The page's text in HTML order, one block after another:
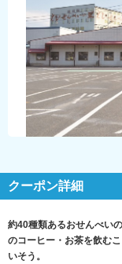
クーポン詳細
約40種類あるおせんべい
のコーヒー・お茶を飲む
いそう。